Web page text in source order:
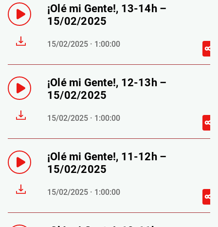
¡Olé mi Gente!, 13-14h –
15/02/2025
15/02/2025 · 1:00:00
¡Olé mi Gente!, 12-13h –
15/02/2025
15/02/2025 · 1:00:00
¡Olé mi Gente!, 11-12h –
15/02/2025
15/02/2025 · 1:00:00